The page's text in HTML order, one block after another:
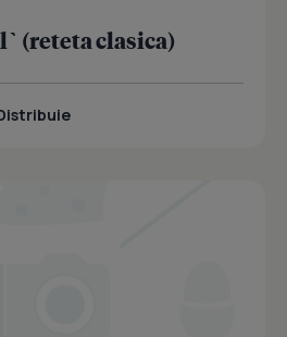
(reteta clasica)